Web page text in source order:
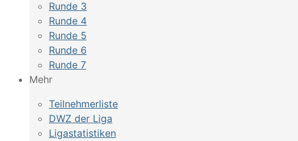
Runde 3
Runde 4
Runde 5
Runde 6
Runde 7
Mehr
Teilnehmerliste
DWZ der Liga
Ligastatistiken